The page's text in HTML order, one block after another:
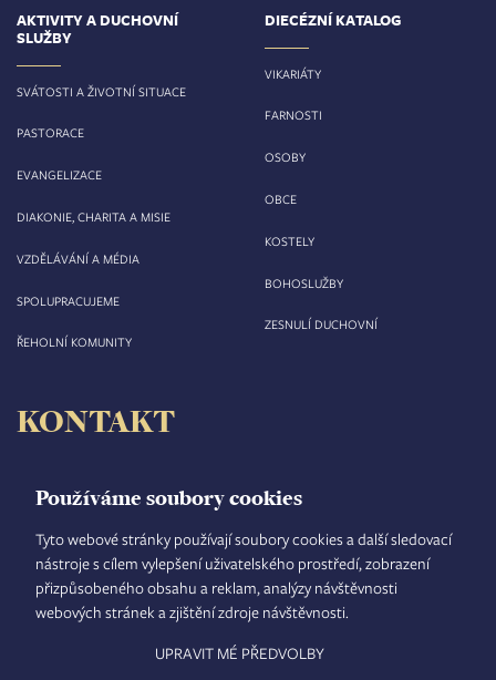
Používáme soubory cookies
Tyto webové stránky používají soubory cookies a další sledovací
nástroje s cílem vylepšení uživatelského prostředí, zobrazení
přizpůsobeného obsahu a reklam, analýzy návštěvnosti
webových stránek a zjištění zdroje návštěvnosti.
UPRAVIT MÉ PŘEDVOLBY
AKTIVITY A DUCHOVNÍ
SLUŽBY
SVÁTOSTI A ŽIVOTNÍ SITUACE
PASTORACE
EVANGELIZACE
DIAKONIE, CHARITA A MISIE
VZDĚLÁVÁNÍ A MÉDIA
SPOLUPRACUJEME
ŘEHOLNÍ KOMUNITY
DIECÉZNÍ KATALOG
VIKARIÁTY
FARNOSTI
OSOBY
OBCE
KOSTELY
BOHOSLUŽBY
ZESNULÍ DUCHOVNÍ
KONTAKT
Velké náměstí 35/44
500 03 Hradec Králové
tel.: +420 495 063 611
IČO: 00 44 51 34
DIČ: CZ 00 44 51 34
Číslo účtu: 1006010044/5500
TISKOVÝ MLUVČÍ INTRANET MAPA STRÁNEK